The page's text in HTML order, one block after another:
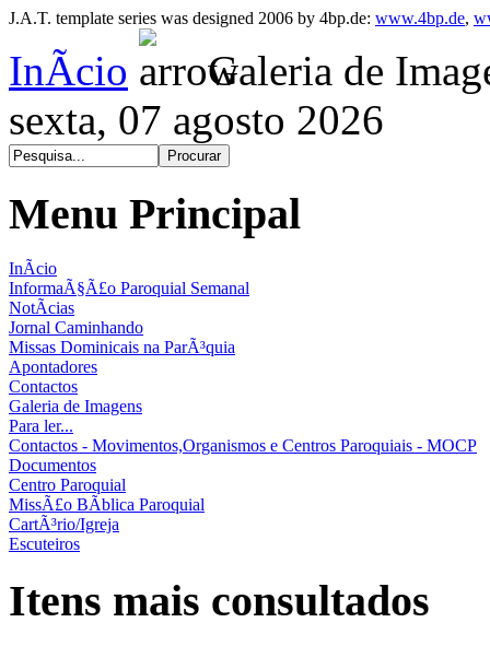
J.A.T. template series was designed 2006 by 4bp.de: www.4bp.de,
InÃ­cio
Galeria de
sexta, 07 agosto 2026
Menu Principal
InÃ­cio
InformaÃ§Ã£o Paroquial Semanal
NotÃ­cias
Jornal Caminhando
Missas Dominicais na ParÃ³quia
Apontadores
Contactos
Galeria de Imagens
Para ler...
Contactos - Movimentos,Organismos e Centros Paroquiais - MOCP
Documentos
Centro Paroquial
MissÃ£o BÃ­blica Paroquial
CartÃ³rio/Igreja
Escuteiros
Itens mais consultados